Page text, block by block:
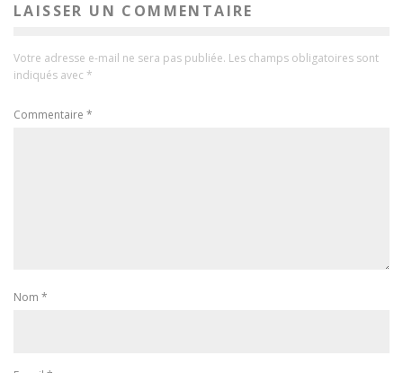
LAISSER UN COMMENTAIRE
Votre adresse e-mail ne sera pas publiée. Les champs obligatoires sont
indiqués avec *
Commentaire *
Nom *